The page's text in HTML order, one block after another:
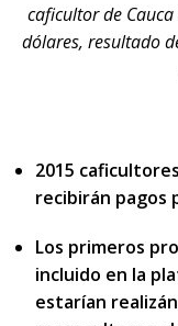
caficultor de
dólares, resultado
2015
recibirán pagos
Los primeros
incluido en la
estarían